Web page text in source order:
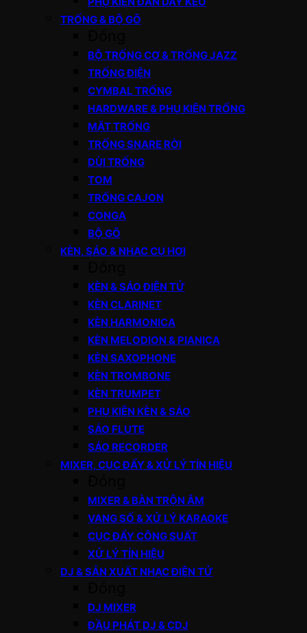
TRỐNG & BỘ GÕ
BỘ TRỐNG CƠ & TRỐNG JAZZ
TRỐNG ĐIỆN
CYMBAL TRỐNG
HARDWARE & PHỤ KIỆN TRỐNG
MẶT TRỐNG
TRỐNG SNARE RỜI
DÙI TRỐNG
TOM
TRỐNG CAJON
CONGA
BỘ GÕ
KÈN, SÁO & NHẠC CỤ HƠI
KÈN & SÁO ĐIỆN TỬ
KÈN CLARINET
KÈN HARMONICA
KÈN MELODION & PIANICA
KÈN SAXOPHONE
KÈN TROMBONE
KÈN TRUMPET
PHỤ KIỆN KÈN & SÁO
SÁO FLUTE
SÁO RECORDER
MIXER, CỤC ĐẨY & XỬ LÝ TÍN HIỆU
MIXER & BÀN TRỘN ÂM
VANG SỐ & XỬ LÝ KARAOKE
CỤC ĐẨY CÔNG SUẤT
XỬ LÝ TÍN HIỆU
DJ & SẢN XUẤT NHẠC ĐIỆN TỬ
DJ MIXER
ĐẦU PHÁT DJ & CDJ